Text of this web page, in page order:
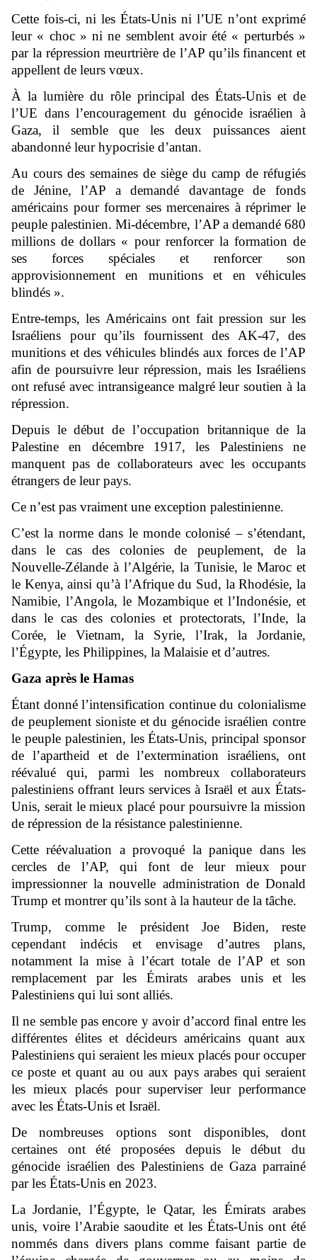
Cette fois-ci, ni les États-Unis ni l’UE n’ont exprimé
leur « choc » ni ne semblent avoir été « perturbés »
par la répression meurtrière de l’AP qu’ils financent et
appellent de leurs vœux.
À la lumière du rôle principal des États-Unis et de
l’UE dans l’encouragement du génocide israélien à
Gaza, il semble que les deux puissances aient
abandonné leur hypocrisie d’antan.
Au cours des semaines de siège du camp de réfugiés
de Jénine, l’AP a demandé davantage de fonds
américains pour former ses mercenaires à réprimer le
peuple palestinien. Mi-décembre, l’AP a demandé 680
millions de dollars « pour renforcer la formation de
ses forces spéciales et renforcer son
approvisionnement en munitions et en véhicules
blindés ».
Entre-temps, les Américains ont fait pression sur les
Israéliens pour qu’ils fournissent des AK-47, des
munitions et des véhicules blindés aux forces de l’AP
afin de poursuivre leur répression, mais les Israéliens
ont refusé avec intransigeance malgré leur soutien à la
répression.
Depuis le début de l’occupation britannique de la
Palestine en décembre 1917, les Palestiniens ne
manquent pas de collaborateurs avec les occupants
étrangers de leur pays.
Ce n’est pas vraiment une exception palestinienne.
C’est la norme dans le monde colonisé – s’étendant,
dans le cas des colonies de peuplement, de la
Nouvelle-Zélande à l’Algérie, la Tunisie, le Maroc et
le Kenya, ainsi qu’à l’Afrique du Sud, la Rhodésie, la
Namibie, l’Angola, le Mozambique et l’Indonésie, et
dans le cas des colonies et protectorats, l’Inde, la
Corée, le Vietnam, la Syrie, l’Irak, la Jordanie,
l’Égypte, les Philippines, la Malaisie et d’autres.
Gaza après le Hamas
Étant donné l’intensification continue du colonialisme
de peuplement sioniste et du génocide israélien contre
le peuple palestinien, les États-Unis, principal sponsor
de l’apartheid et de l’extermination israéliens, ont
réévalué qui, parmi les nombreux collaborateurs
palestiniens offrant leurs services à Israël et aux États-
Unis, serait le mieux placé pour poursuivre la mission
de répression de la résistance palestinienne.
Cette réévaluation a provoqué la panique dans les
cercles de l’AP, qui font de leur mieux pour
impressionner la nouvelle administration de Donald
Trump et montrer qu’ils sont à la hauteur de la tâche.
Trump, comme le président Joe Biden, reste
cependant indécis et envisage d’autres plans,
notamment la mise à l’écart totale de l’AP et son
remplacement par les Émirats arabes unis et les
Palestiniens qui lui sont alliés.
Il ne semble pas encore y avoir d’accord final entre les
différentes élites et décideurs américains quant aux
Palestiniens qui seraient les mieux placés pour occuper
ce poste et quant au ou aux pays arabes qui seraient
les mieux placés pour superviser leur performance
avec les États-Unis et Israël.
De nombreuses options sont disponibles, dont
certaines ont été proposées depuis le début du
génocide israélien des Palestiniens de Gaza parrainé
par les États-Unis en 2023.
La Jordanie, l’Égypte, le Qatar, les Émirats arabes
unis, voire l’Arabie saoudite et les États-Unis ont été
nommés dans divers plans comme faisant partie de